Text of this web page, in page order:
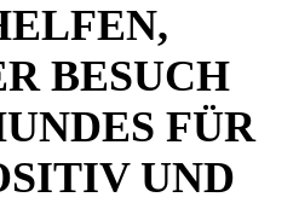
BESUCH
FÜR
UND